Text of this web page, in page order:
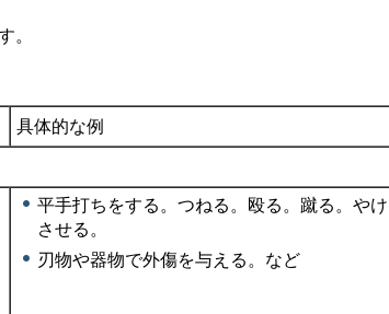
。
具体的な例
平手打ちをする。つねる。殴る。蹴る。や
させる。
刃物や器物で外傷を与える。など